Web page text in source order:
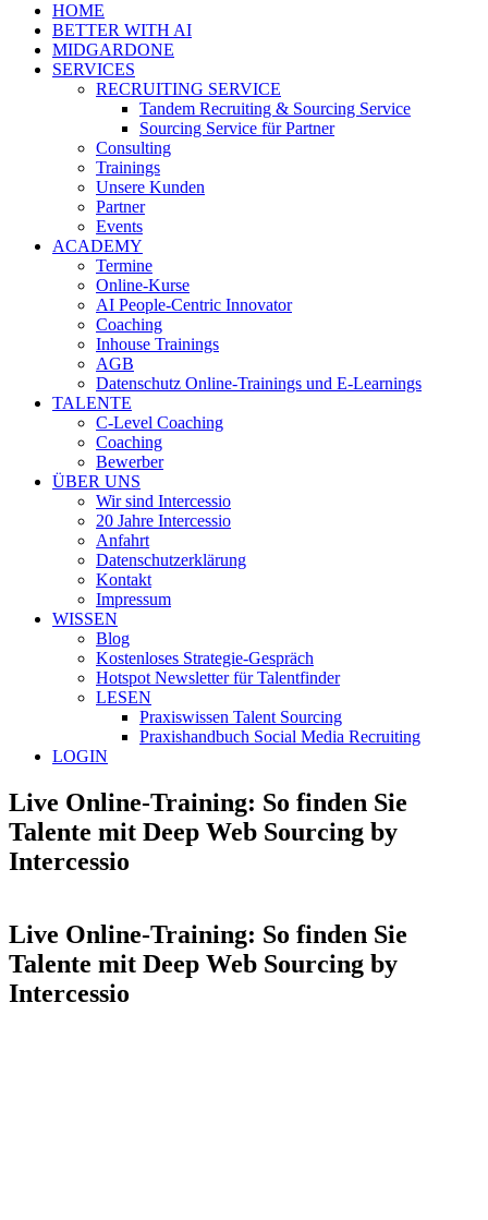
HOME
BETTER WITH AI
MIDGARDONE
SERVICES
RECRUITING SERVICE
Tandem Recruiting & Sourcing Service
Sourcing Service für Partner
Consulting
Trainings
Unsere Kunden
Partner
Events
ACADEMY
Termine
Online-Kurse
AI People-Centric Innovator
Coaching
Inhouse Trainings
AGB
Datenschutz Online-Trainings und E-Learnings
TALENTE
C-Level Coaching
Coaching
Bewerber
ÜBER UNS
Wir sind Intercessio
20 Jahre Intercessio
Anfahrt
Datenschutzerklärung
Kontakt
Impressum
WISSEN
Blog
Kostenloses Strategie-Gespräch
Hotspot Newsletter für Talentfinder
LESEN
Praxiswissen Talent Sourcing
Praxishandbuch Social Media Recruiting
LOGIN
Live Online-Training: So finden Sie
Talente mit Deep Web Sourcing by
Intercessio
Live Online-Training: So finden Sie
Talente mit Deep Web Sourcing by
Intercessio